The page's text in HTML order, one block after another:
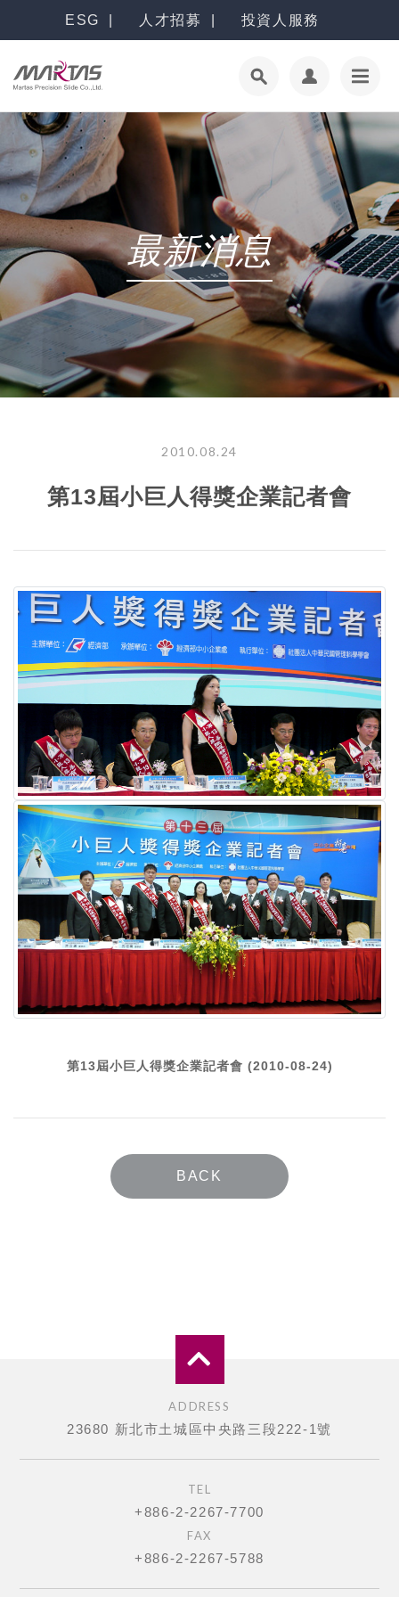
ESG 人才招募 投資人服務
最新消息
2010.08.24
第13屆小巨人得獎企業記者會
第13屆小巨人得獎企業記者會 (2010-08-24)
BACK
ADDRESS
23680 新北市土城區中央路三段222-1號
TEL
+886-2-2267-7700
FAX
+886-2-2267-5788